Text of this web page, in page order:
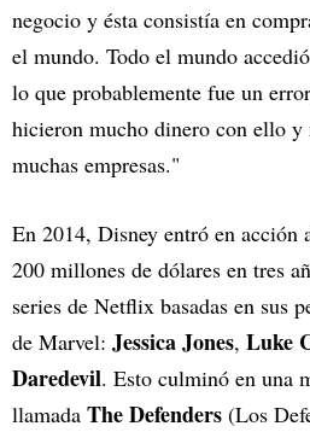
negocio y ésta consistía en
el mundo. Todo el mundo
lo que probablemente fue un
hicieron mucho dinero con ello y
muchas empresas."
En 2014, Disney entró en acción
200 millones de dólares en tres
series de Netflix basadas en sus
de Marvel: Jessica Jones, Luke
Daredevil. Esto culminó en una
llamada The Defenders (Los